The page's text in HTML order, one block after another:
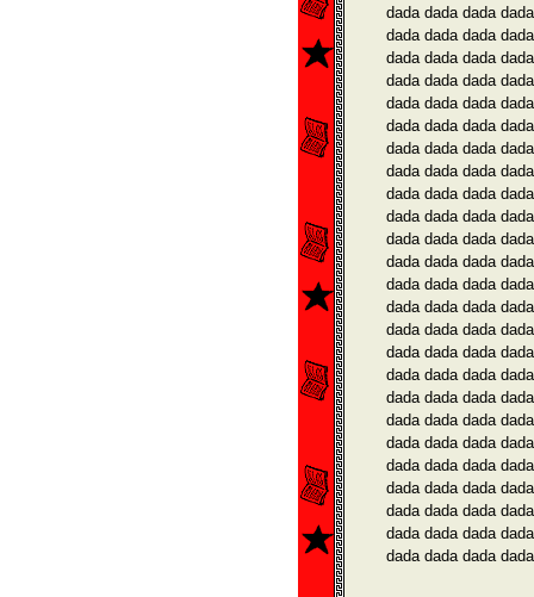
dada dada dada
dada dada dada
dada dada dada
dada dada dada
dada dada dada
dada dada dada
dada dada dada
dada dada dada
dada dada dada
dada dada dada
dada dada dada
dada dada dada
dada dada dada
dada dada dada
dada dada dada
dada dada dada
dada dada dada
dada dada dada
dada dada dada
dada dada dada
dada dada dada
dada dada dada
dada dada dada
dada dada dada
dada dada dada